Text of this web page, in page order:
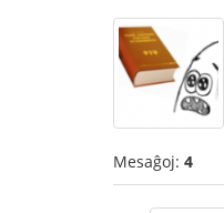
Mesaĝoj: 4